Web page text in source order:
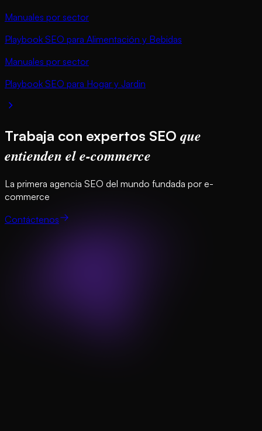
Manuales por sector
Playbook SEO para Alimentación y Bebidas
Manuales por sector
Playbook SEO para Hogar y Jardin
Trabaja con expertos SEO que
entienden el e-commerce
La primera agencia SEO del mundo fundada por e-
commerce
Contáctenos